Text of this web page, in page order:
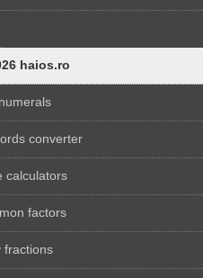
haios.ro
converter
calculators
factors
fractions